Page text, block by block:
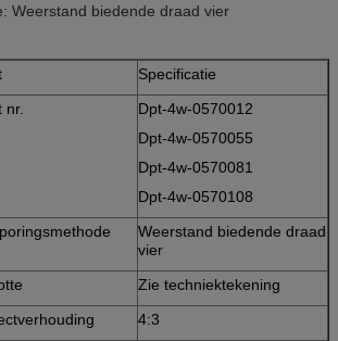
Weerstand biedende draad vier
Specificatie
nr.
Dpt-4w-0570012
Dpt-4w-0570055
Dpt-4w-0570081
Dpt-4w-0570108
Weerstand biedende draad
vier
Zie techniektekening
4:3